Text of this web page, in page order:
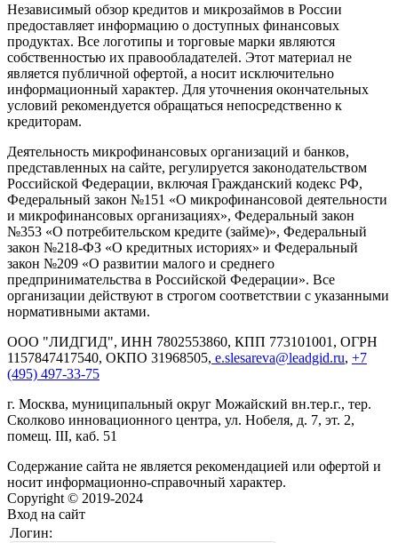
Независимый обзор кредитов и микрозаймов в России
предоставляет информацию о доступных финансовых
продуктах. Все логотипы и торговые марки являются
собственностью их правообладателей. Этот материал не
является публичной офертой, а носит исключительно
информационный характер. Для уточнения окончательных
условий рекомендуется обращаться непосредственно к
кредиторам.
Деятельность микрофинансовых организаций и банков,
представленных на сайте, регулируется законодательством
Российской Федерации, включая Гражданский кодекс РФ,
Федеральный закон №151 «О микрофинансовой деятельности
и микрофинансовых организациях», Федеральный закон
№353 «О потребительском кредите (займе)», Федеральный
закон №218-ФЗ «О кредитных историях» и Федеральный
закон №209 «О развитии малого и среднего
предпринимательства в Российской Федерации». Все
организации действуют в строгом соответствии с указанными
нормативными актами.
ООО "ЛИДГИД", ИНН 7802553860, КПП 773101001, ОГРН
1157847417540, ОКПО 31968505, e.slesareva@leadgid.ru, +7
(495) 497-33-75
г. Москва, муниципальный округ Можайский вн.тер.г., тер.
Сколково инновационного центра, ул. Нобеля, д. 7, эт. 2,
помещ. III, каб. 51
Содержание сайта не является рекомендацией или офертой и
носит информационно-справочный характер.
Copyright © 2019-2024
Вход на сайт
Логин: